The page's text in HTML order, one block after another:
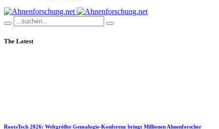
The Latest
RootsTech 2026: Weltgrößte Genealogie-Konferenz bringt Millionen Ahnenforscher